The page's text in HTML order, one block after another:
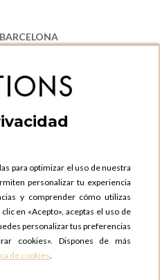
Moguda, Barcelona
935 724 041
SHOWROOM
935 724 041
MADRID
Cándido, 6,
Henares, Madrid
para optimizar el uso de nuestra
personalizar tu experiencia
y comprender cómo utilizas
en «Acepto», aceptas el uso de
personalizar tus preferencias
cookies». Dispones de más
de cookies.